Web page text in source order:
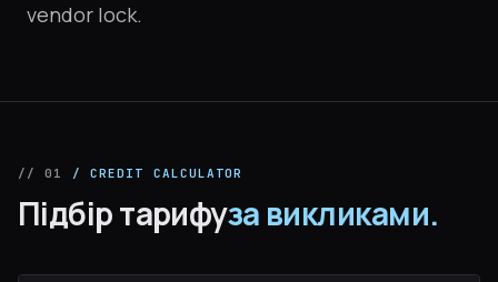
vendor lock.
// 01 / CREDIT CALCULATOR
Підбір тарифуза викликами.